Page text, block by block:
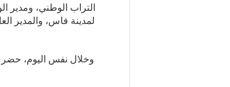
التراب الوطني، ومدير
لمدينة فاس، والمدير
وخلال نفس اليوم، حضر